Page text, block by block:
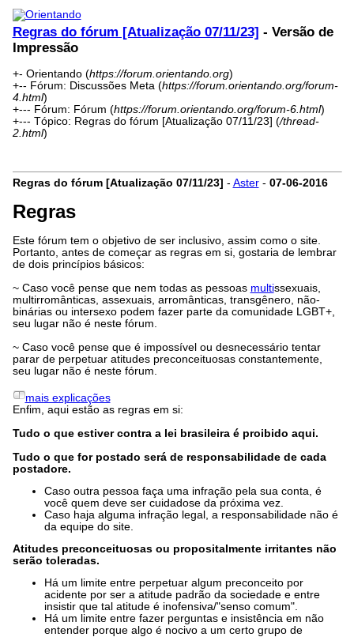
Regras do fórum [Atualização 07/11/23] - Versão de
Impressão
+- Orientando (https://forum.orientando.org)
+-- Fórum: Discussões Meta (https://forum.orientando.org/forum-
4.html)
+--- Fórum: Fórum (https://forum.orientando.org/forum-6.html)
+--- Tópico: Regras do fórum [Atualização 07/11/23] (/thread-
2.html)
Regras do fórum [Atualização 07/11/23] - Aster- 07-06-2016
Regras
Este fórum tem o objetivo de ser inclusivo, assim como o site.
Portanto, antes de começar as regras em si, gostaria de lembrar
de dois princípios básicos:
~ Caso você pense que nem todas as pessoas multissexuais,
multirromânticas, assexuais, arromânticas, transgênero, não-
binárias ou intersexo podem fazer parte da comunidade LGBT+,
seu lugar não é neste fórum.
~ Caso você pense que é impossível ou desnecessário tentar
parar de perpetuar atitudes preconceituosas constantemente,
seu lugar não é neste fórum.
mais explicações
Enfim, aqui estão as regras em si:
Tudo o que estiver contra a lei brasileira é proibido aqui.
Tudo o que for postado será de responsabilidade de cada
postadore.
Caso outra pessoa faça uma infração pela sua conta, é
você quem deve ser cuidadose da próxima vez.
Caso haja alguma infração legal, a responsabilidade não é
da equipe do site.
Atitudes preconceituosas ou propositalmente irritantes não
serão toleradas.
Há um limite entre perpetuar algum preconceito por
acidente por ser a atitude padrão da sociedade e entre
insistir que tal atitude é inofensiva/"senso comum".
Há um limite entre fazer perguntas e insistência em não
entender porque algo é nocivo a um certo grupo de